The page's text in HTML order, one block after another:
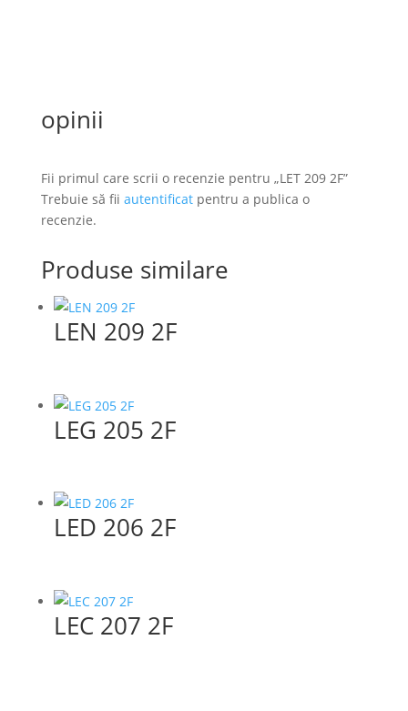
opinii
Fii primul care scrii o recenzie pentru „LET 209 2F”
Trebuie să fii autentificatpentru a publica o
recenzie.
Produse similare
LEN 209 2F
LEG 205 2F
LED 206 2F
LEC 207 2F